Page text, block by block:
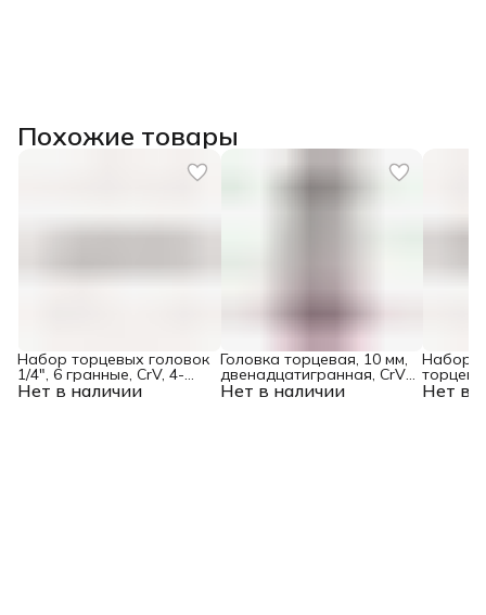
Похожие товары
Нет в наличии
Набор торцевых головок
1/4", 6 гранные, CrV, 4-
13мм, 10 штук Matrix Нет в наличии
Головка торцевая, 10 мм,
двенадцатигранная, CrV,
под квадрат 1/2, Нет в
Набор
Spline,